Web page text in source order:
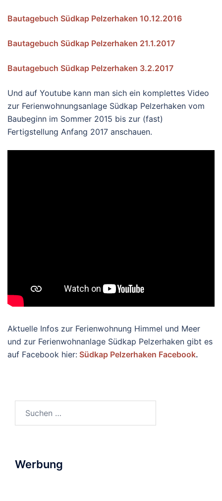
Bautagebuch Südkap Pelzerhaken 10.12.2016
Bautagebuch Südkap Pelzerhaken 21.1.2017
Bautagebuch Südkap Pelzerhaken 3.2.2017
Und auf Youtube kann man sich ein komplettes Video
zur Ferienwohnungsanlage Südkap Pelzerhaken vom
Baubeginn im Sommer 2015 bis zur (fast)
Fertigstellung Anfang 2017 anschauen.
Aktuelle Infos zur Ferienwohnung Himmel und Meer
und zur Ferienwohnanlage Südkap Pelzerhaken gibt es
auf Facebook hier: Südkap Pelzerhaken Facebook.
Werbung